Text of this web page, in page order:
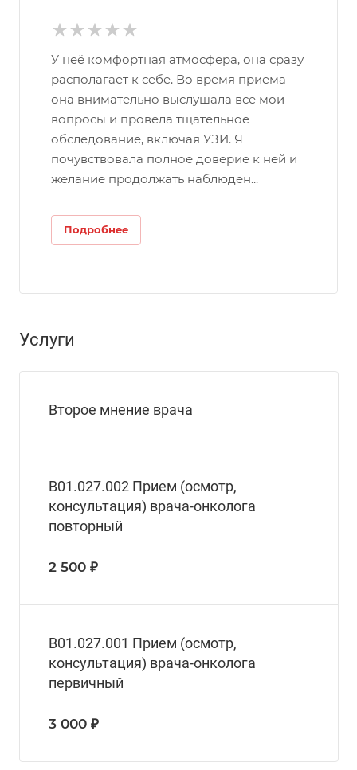
У неё комфортная атмосфера, она сразу
располагает к себе. Во время приема
она внимательно выслушала все мои
вопросы и провела тщательное
обследование, включая УЗИ. Я
почувствовала полное доверие к ней и
желание продолжать наблюден...
Подробнее
Услуги
Второе мнение врача
В01.027.002 Прием (осмотр,
консультация) врача-онколога
повторный
2 500 ₽
В01.027.001 Прием (осмотр,
консультация) врача-онколога
первичный
3 000 ₽